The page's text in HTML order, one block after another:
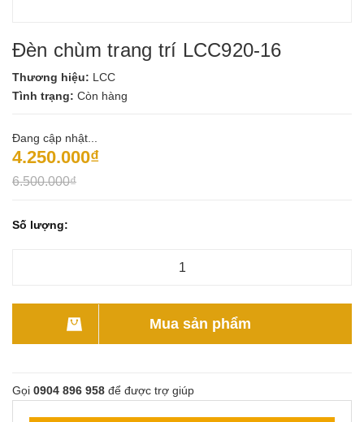
Đèn chùm trang trí LCC920-16
Thương hiệu: LCC
Tình trạng: Còn hàng
Đang cập nhật...
4.250.000₫
6.500.000₫
Số lượng:
Mua sản phẩm
Gọi 0904 896 958 để được trợ giúp